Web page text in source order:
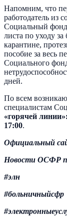
Напомним, что
работодатель из
Социальный
листа по уходу
карантине,
пособие за весь
Социального
дней.
По всем
специалистам
«горячей линии»:
17:00.
Официальный
Новости ОСФР
#элн
#больничныйсфр